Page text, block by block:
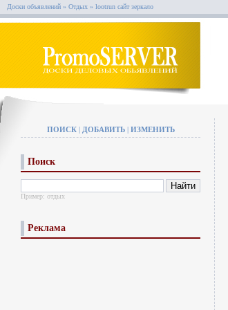
Доски объявлений » Отдых » lootrun сайт зеркало
ПОИСК| ДОБАВИТЬ| ИЗМЕНИТЬ
Поиск
Пример: отдых
Реклама